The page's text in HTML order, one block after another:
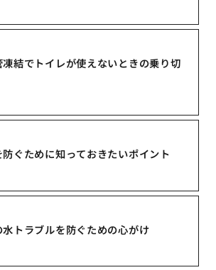
結でトイレが使えないときの乗り切
防ぐために知っておきたいポイント
トラブルを防ぐための心がけ